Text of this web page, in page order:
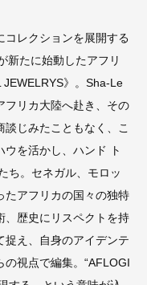
コレクションを展開する
新たに始動したアフリ
》。Sha-Le
フリカ大陸へ赴き、その
じみたこともなく、こ
を活かし、ハンド ト
ち。セネガル、モロッ
たアフリカの国々の独特
、歴史にリスペクトを持
捉え、自身のアイデンテ
の視点で編集。“AFLOGI